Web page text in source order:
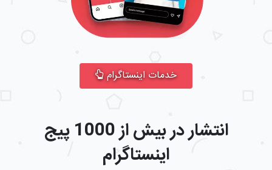
خدمات اینستاگرام
انتشار در بیش از 1000 پیج
اینستاگرام